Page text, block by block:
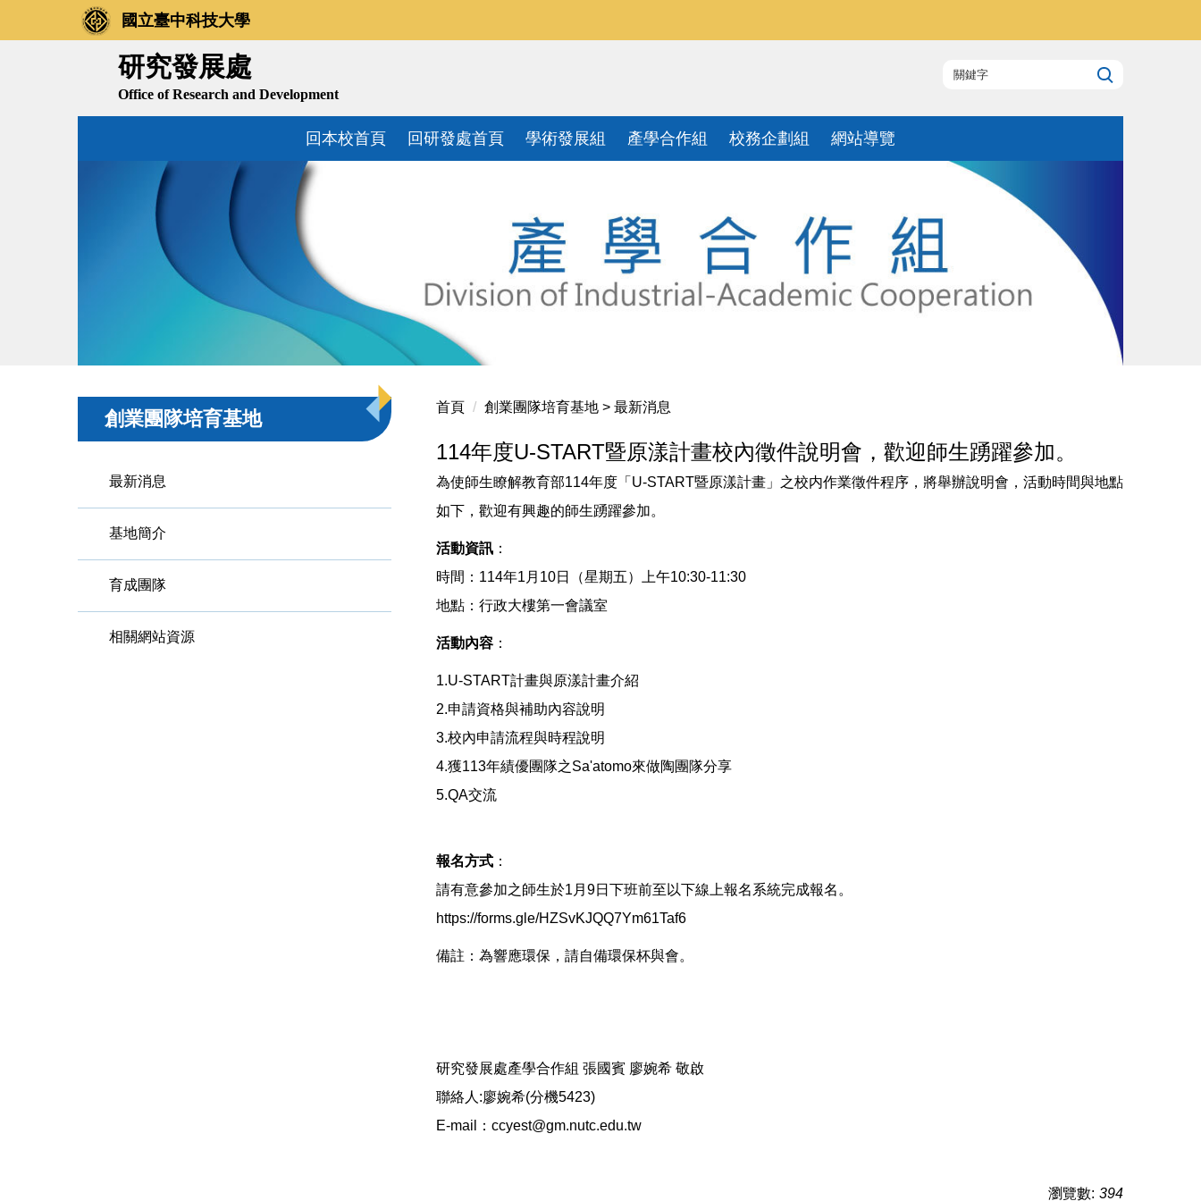
國立臺中科技大學
研究發展處
Office of Research and Development
回本校首頁 回研發處首頁 學術發展組 產學合作組 校務企劃組 網站導覽
創業團隊培育基地
最新消息
基地簡介
育成團隊
相關網站資源
首頁 創業團隊培育基地 > 最新消息
114年度U-START暨原漾計畫校內徵件說明會，歡迎師生踴躍參加。
為使師生瞭解教育部114年度「U-START暨原漾計畫」之校内作業徵件程序，將舉辦說明會，活動時間與地點
如下，歡迎有興趣的師生踴躍參加。
活動資訊 ：
時間：114年1月10日（星期五）上午10:30-11:30
地點：行政大樓第一會議室
活動內容 ：
1.U-START計畫與原漾計畫介紹
2.申請資格與補助內容說明
3.校內申請流程與時程說明
4.獲113年績優團隊之Sa'atomo來做陶團隊分享
5.QA交流
報名方式 ：
請有意參加之師生於1月9日下班前至以下線上報名系統完成報名。
https://forms.gle/HZSvKJQQ7Ym61Taf6
備註：為響應環保，請自備環保杯與會。
研究發展處產學合作組 張國賓 廖婉希 敬啟
聯絡人:廖婉希(分機5423)
E-mail：ccyest@gm.nutc.edu.tw
瀏覽數: 394